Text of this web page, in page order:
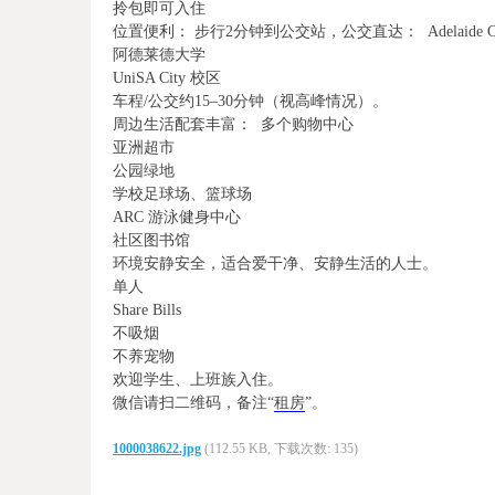
拎包即可入住
位置便利： 步行2分钟到公交站，公交直达： Adelaide
阿德莱德大学
UniSA City 校区
车程/公交约15–30分钟（视高峰情况）。
周边生活配套丰富： 多个购物中心
亚洲超市
公园绿地
学校足球场、篮球场
ARC 游泳健身中心
社区图书馆
环境安静安全，适合爱干净、安静生活的人士。
单人
Share Bills
不吸烟
不养宠物
欢迎学生、上班族入住。
微信请扫二维码，备注“租房”。
1000038622.jpg (112.55 KB, 下载次数: 135)